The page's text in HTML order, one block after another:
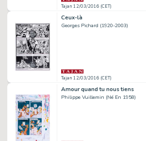
Tajan 12/03/2016 (CET)
Ceux-là
Georges Pichard (1920-2003)
Tajan 12/03/2016 (CET)
Amour quand tu nous tiens
Philippe Vuillemin (Né En 1958)